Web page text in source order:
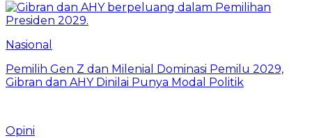
Nasional
Pemilih Gen Z dan Milenial Dominasi Pemilu 2029,
Gibran dan AHY Dinilai Punya Modal Politik
Opini